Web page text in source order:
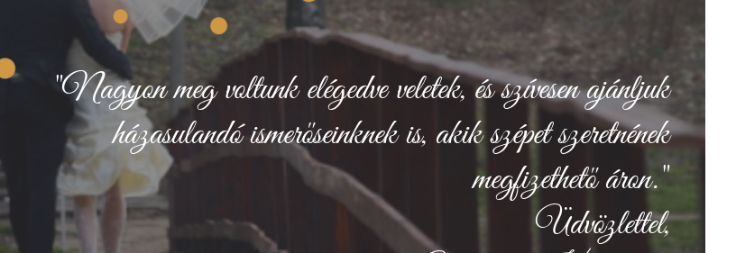
"Nagyon meg voltunk elégedve veletek, és szívesen ajánljuk
házasulandó ismerőseinknek is, akik szépet szeretnének
megfizethető áron."
Üdvözlettel,